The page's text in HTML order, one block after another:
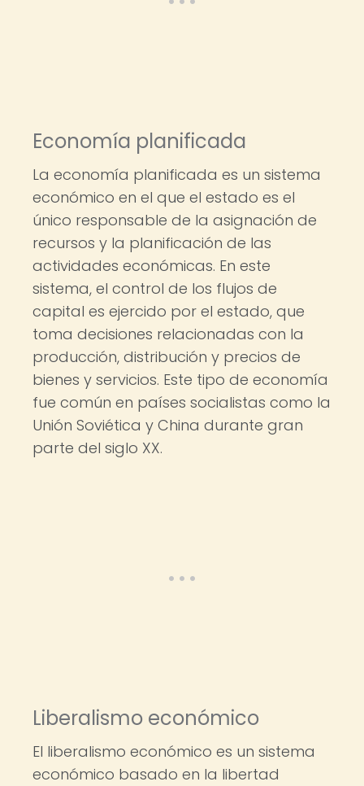
Economía planificada
La economía planificada es un sistema
económico en el que el estado es el
único responsable de la asignación de
recursos y la planificación de las
actividades económicas. En este
sistema, el control de los flujos de
capital es ejercido por el estado, que
toma decisiones relacionadas con la
producción, distribución y precios de
bienes y servicios. Este tipo de economía
fue común en países socialistas como la
Unión Soviética y China durante gran
parte del siglo XX.
Liberalismo económico
El liberalismo económico es un sistema
económico basado en la libertad